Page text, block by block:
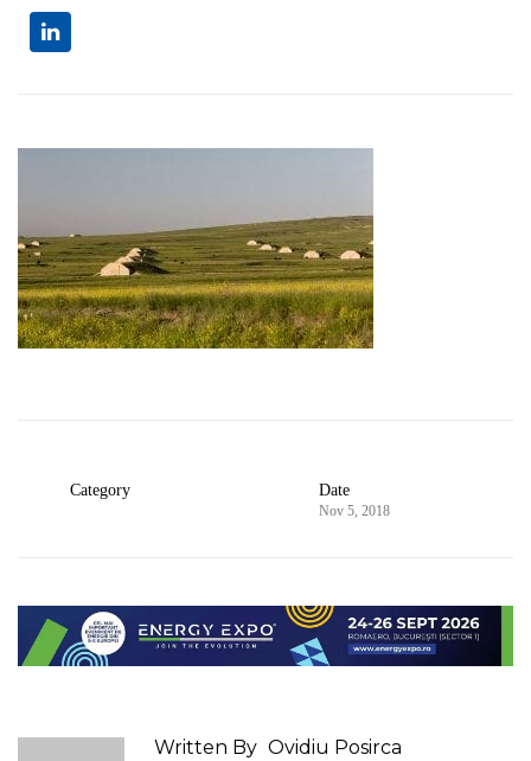
Category Date
Nov 5, 2018
Written By Ovidiu Posirca